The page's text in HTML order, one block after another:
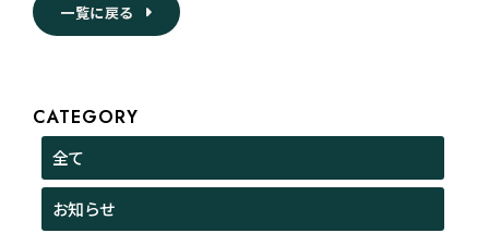
一覧に戻る
CATEGORY
全て
お知らせ